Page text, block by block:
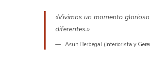
«Vivimos un momento
diferentes.»
Asun Berbegal (Interiorista y